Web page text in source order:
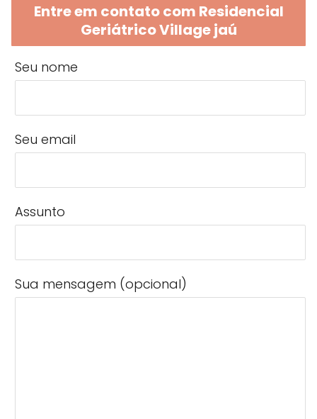
Entre em contato com Residencial
Geriátrico Village jaú
Seu nome
Seu email
Assunto
Sua mensagem (opcional)